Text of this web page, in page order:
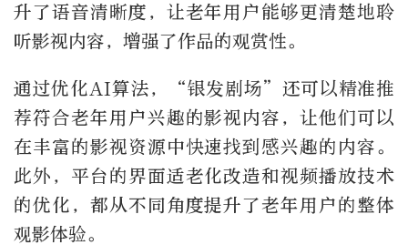
升了语音清晰度，让老年用户能够更清楚地聆
听影视内容，增强了作品的观赏性。
通过优化AI算法，“银发剧场”还可以精准推
荐符合老年用户兴趣的影视内容，让他们可以
在丰富的影视资源中快速找到感兴趣的内容。
此外，平台的界面适老化改造和视频播放技术
的优化，都从不同角度提升了老年用户的整体
观影体验。